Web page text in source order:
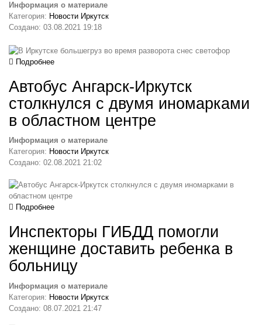
Информация о материале
Категория: Новости Иркутск
Создано: 03.08.2021 19:18
Подробнее
Автобус Ангарск-Иркутск
столкнулся с двумя иномарками
в областном центре
Информация о материале
Категория: Новости Иркутск
Создано: 02.08.2021 21:02
Подробнее
Инспекторы ГИБДД помогли
женщине доставить ребенка в
больницу
Информация о материале
Категория: Новости Иркутск
Создано: 08.07.2021 21:47